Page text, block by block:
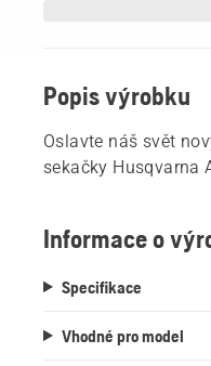
Popis výrobku
Oslavte náš svět
sekačky Husqvarna
Informace o
Specifikace
Vhodné pro model